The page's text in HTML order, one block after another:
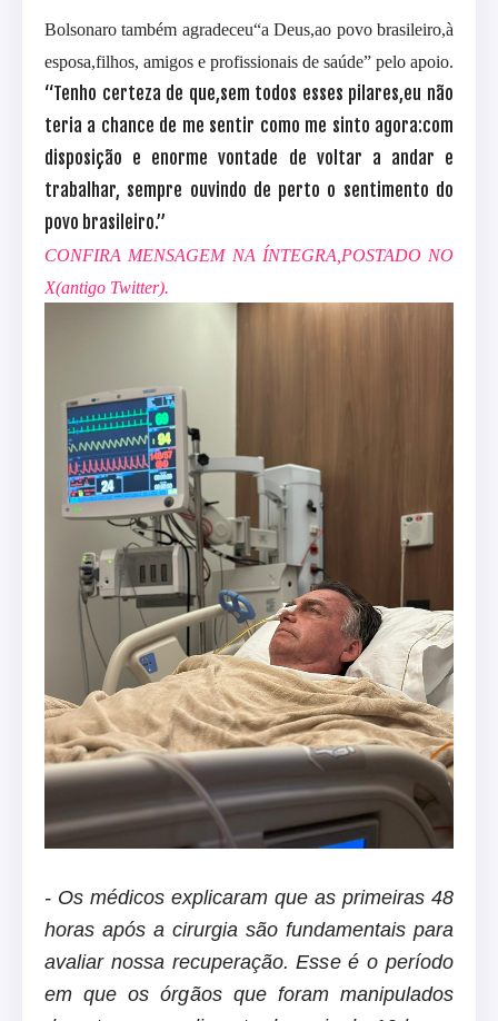
Bolsonaro também agradeceu“a Deus,ao povo brasileiro,à
esposa,filhos, amigos e profissionais de saúde” pelo apoio.
“Tenho certeza de que,sem todos esses pilares,eu não
teria a chance de me sentir como me sinto agora:com
disposição e enorme vontade de voltar a andar e
trabalhar, sempre ouvindo de perto o sentimento do
povo brasileiro.”
CONFIRA MENSAGEM NA ÍNTEGRA,POSTADO NO
X(antigo Twitter).
- Os médicos explicaram que as primeiras 48
horas após a cirurgia são fundamentais para
avaliar nossa recuperação. Esse é o período
em que os órgãos que foram manipulados